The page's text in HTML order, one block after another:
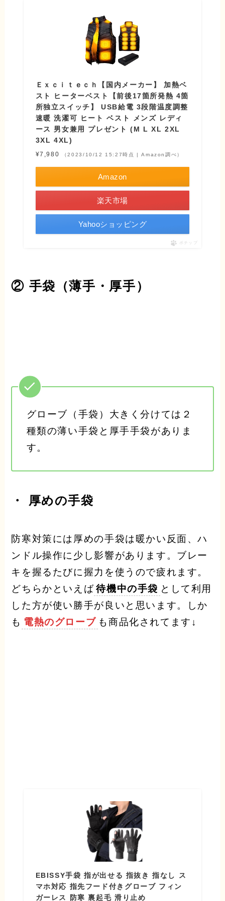
Ｅｘｃｉｔｅｃｈ【国内メーカー】 加熱ベ
スト ヒーターベスト【前後17箇所発熱 4箇
所独立スイッチ】 USB給電 3段階温度調整
速暖 洗濯可 ヒート ベスト メンズ レディ
ース 男女兼用 プレゼント (M L XL 2XL
3XL 4XL)
¥7,980 （2023/10/12 15:27時点 | Amazon調べ）
Amazon
楽天市場
Yahooショッピング
ポチップ
② 手袋（薄手・厚手）
グローブ（手袋）大きく分けては２
種類の薄い手袋と厚手手袋がありま
す。
・ 厚めの手袋
防寒対策には厚めの手袋は暖かい反面、ハ
ンドル操作に少し影響があります。ブレー
キを握るたびに握力を使うので疲れます。
どちらかといえば 待機中の手袋 として利用
した方が使い勝手が良いと思います。しか
も 電熱のグローブ も商品化されてます↓
EBISSY手袋 指が出せる 指抜き 指なし ス
マホ対応 指先フード付きグローブ フィン
ガーレス 防寒 裏起毛 滑り止め